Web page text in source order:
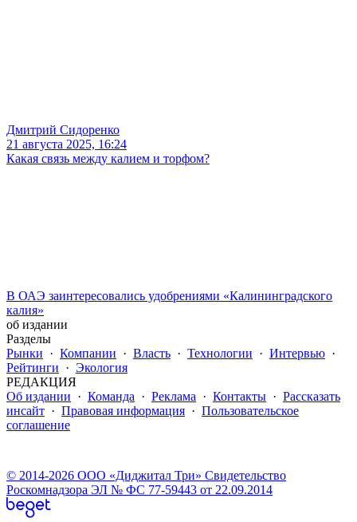
Дмитрий Сидоренко
21 августа 2025, 16:24
Какая связь между калием и торфом?
В ОАЭ заинтересовались удобрениями «Калининградского
калия»
об издании
Разделы
Рынки · Компании · Власть · Технологии · Интервью ·
Рейтинги · Экология
РЕДАКЦИЯ
Об издании · Команда · Реклама · Контакты · Рассказать
инсайт · Правовая информация · Пользовательское
соглашение
© 2014-2026 ООО «Диджитал Три» Свидетельство
Роскомнадзора ЭЛ № ФС 77-59443 от 22.09.2014